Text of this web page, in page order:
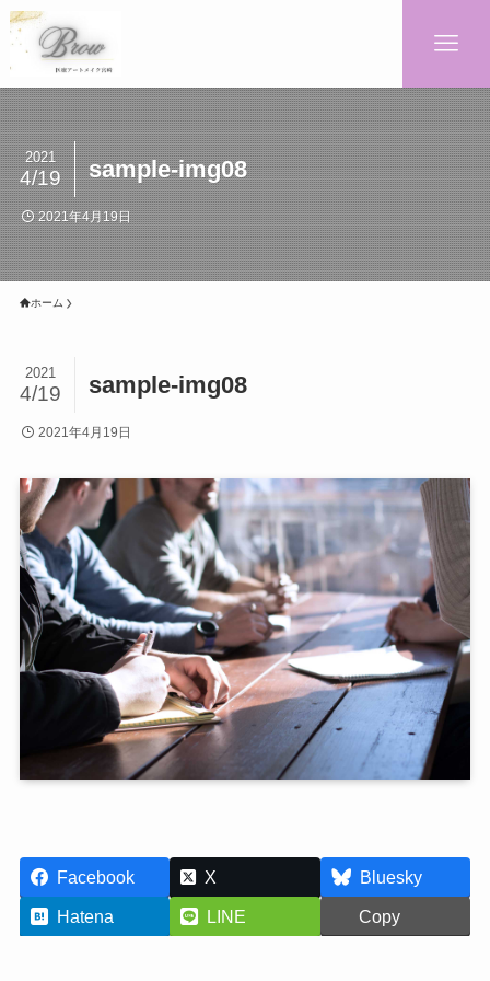
sample-img08
2021
4/19
2021年4月19日
ホーム
sample-img08
2021
4/19
2021年4月19日
Facebook X
Bluesky
Hatena
LINE Copy